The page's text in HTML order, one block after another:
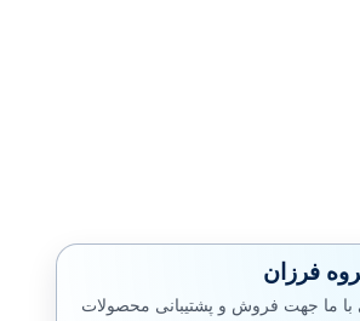
فرزان
با ما جهت فروش و پشتیبانی محصولات